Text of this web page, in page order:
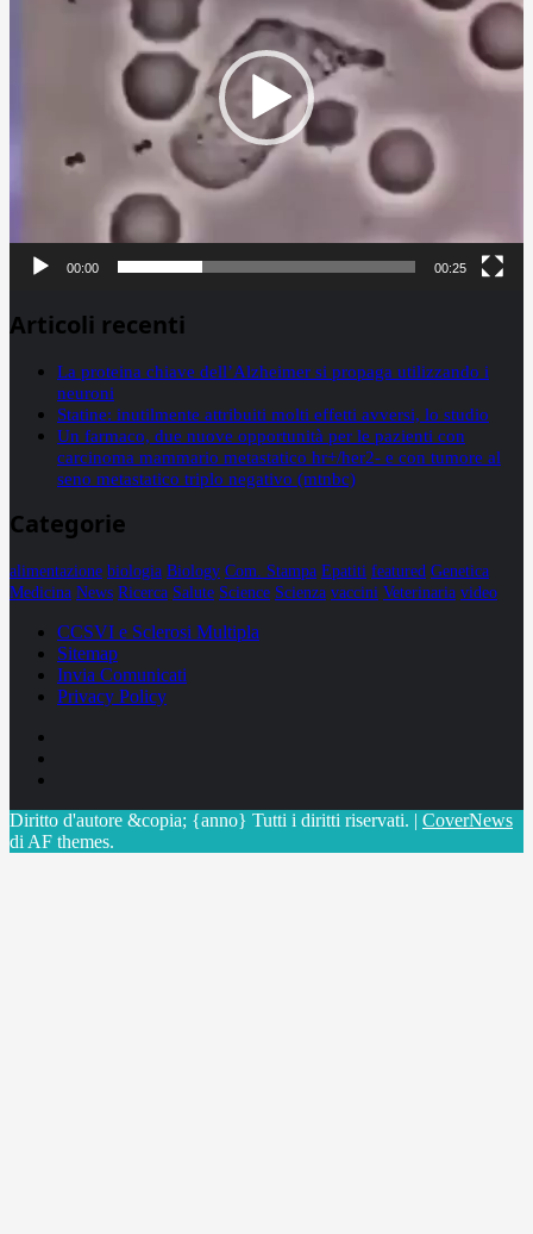
00:00 00:25
Articoli recenti
La proteina chiave dell’Alzheimer si propaga utilizzando i
neuroni
Statine: inutilmente attribuiti molti effetti avversi, lo studio
Un farmaco, due nuove opportunità per le pazienti con
carcinoma mammario metastatico hr+/her2- e con tumore al
seno metastatico triplo negativo (mtnbc)
Categorie
alimentazione biologia Biology Com. Stampa Epatiti featured Genetica
Medicina News Ricerca Salute Science Scienza vaccini Veterinaria video
CCSVI e Sclerosi Multipla
Sitemap
Invia Comunicati
Privacy Policy
Diritto d'autore &copia; {anno} Tutti i diritti riservati. | CoverNews
di AF themes.